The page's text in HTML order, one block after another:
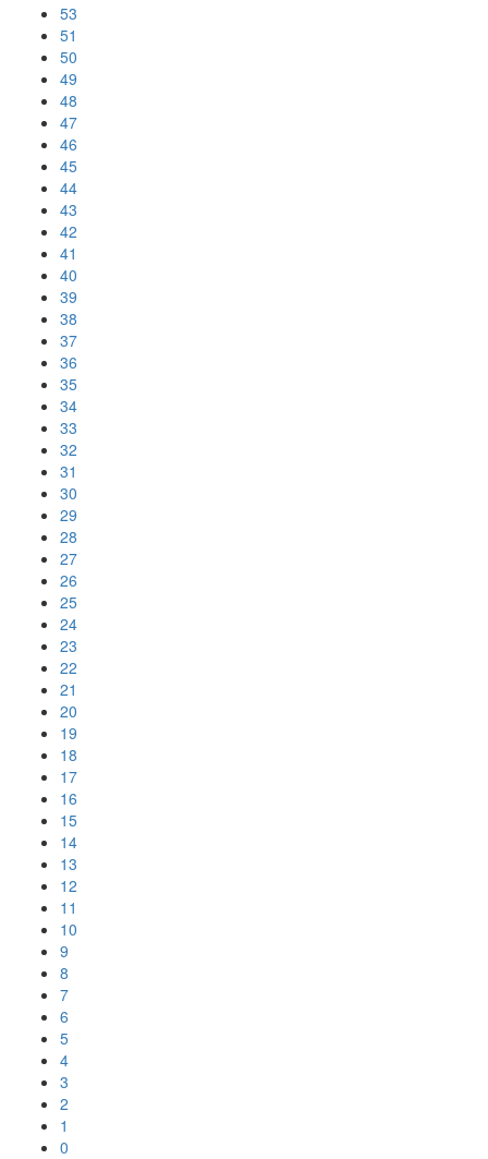
53
51
50
49
48
47
46
45
44
43
42
41
40
39
38
37
36
35
34
33
32
31
30
29
28
27
26
25
24
23
22
21
20
19
18
17
16
15
14
13
12
11
10
9
8
7
6
5
4
3
2
1
0